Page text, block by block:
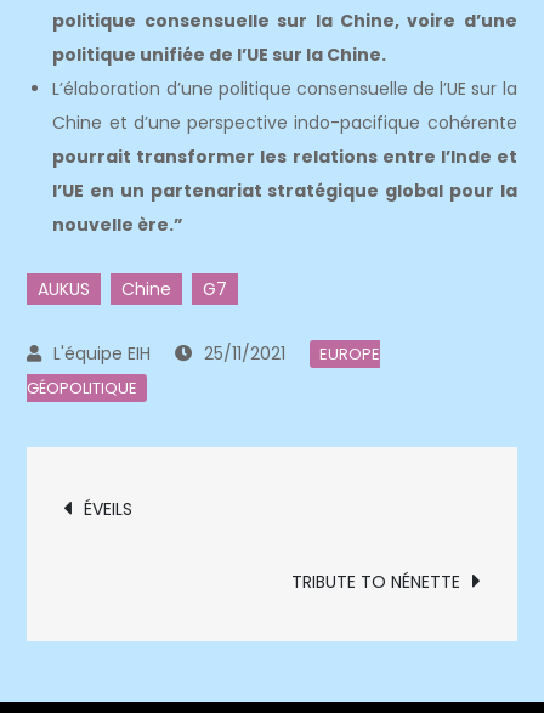
politique consensuelle sur la Chine, voire d’une
politique unifiée de l’UE sur la Chine.
L’élaboration d’une politique consensuelle de l’UE sur la
Chine et d’une perspective indo-pacifique cohérente
pourrait transformer les relations entre l’Inde et
l’UE en un partenariat stratégique global pour la
nouvelle ère.”
AUKUS Chine G7
25/11/2021
EUROPE
GÉOPOLITIQUE
Navigation
l’article
ÉVEILS
TRIBUTE TO NÉNETTE